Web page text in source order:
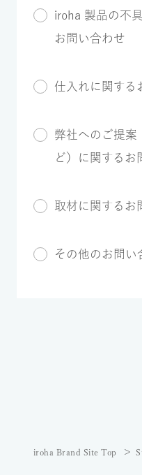
iroha 製品の不
お問い合わせ
仕入れに関する
弊社へのご提案
ど）に関するお
取材に関するお
その他のお問い
iroha Brand Site Top